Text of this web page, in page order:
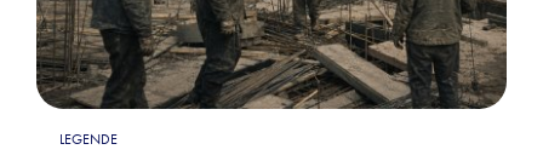
LEGENDE